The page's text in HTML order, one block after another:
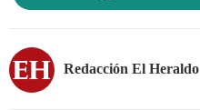
Redacción El Heraldo